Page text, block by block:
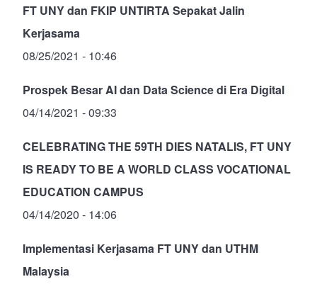
FT UNY dan FKIP UNTIRTA Sepakat Jalin
Kerjasama
08/25/2021 - 10:46
Prospek Besar AI dan Data Science di Era Digital
04/14/2021 - 09:33
CELEBRATING THE 59TH DIES NATALIS, FT UNY
IS READY TO BE A WORLD CLASS VOCATIONAL
EDUCATION CAMPUS
04/14/2020 - 14:06
Implementasi Kerjasama FT UNY dan UTHM
Malaysia